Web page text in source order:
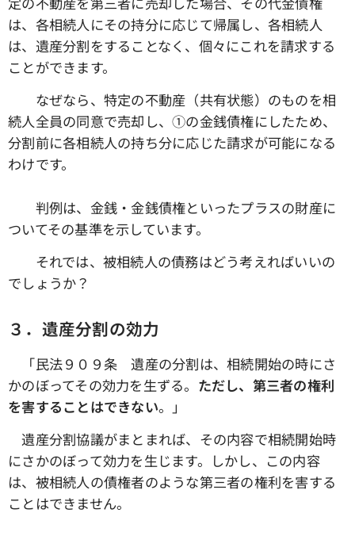
は、各相続人にその持分に応じて帰属し、各相続人
は、遺産分割をすることなく、個々にこれを請求する
ことができます。
なぜなら、特定の不動産（共有状態）のものを相
続人全員の同意で売却し、①の金銭債権にしたため、
分割前に各相続人の持ち分に応じた請求が可能になる
わけです。
判例は、金銭・金銭債権といったプラスの財産に
ついてその基準を示しています。
それでは、被相続人の債務はどう考えればいいの
でしょうか？
３．遺産分割の効力
「民法９０９条 遺産の分割は、相続開始の時にさ
かのぼってその効力を生ずる。 ただし、第三者の権利
を害することはできない。」
遺産分割協議がまとまれば、その内容で相続開始時
にさかのぼって効力を生じます。しかし、この内容
は、被相続人の債権者のような第三者の権利を害する
ことはできません。